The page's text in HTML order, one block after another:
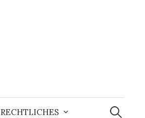
RECHTLICHES
Suchen
nach: